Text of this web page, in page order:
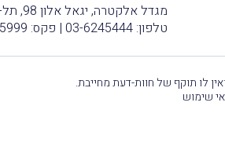
מגדל אלקטרה, יגאל אלון 98, תל-אביב 6789141
טלפון: 03-6245444 | פקס: 03-6245999
לו תוקף של חוות-דעת מחייבת.
שימוש